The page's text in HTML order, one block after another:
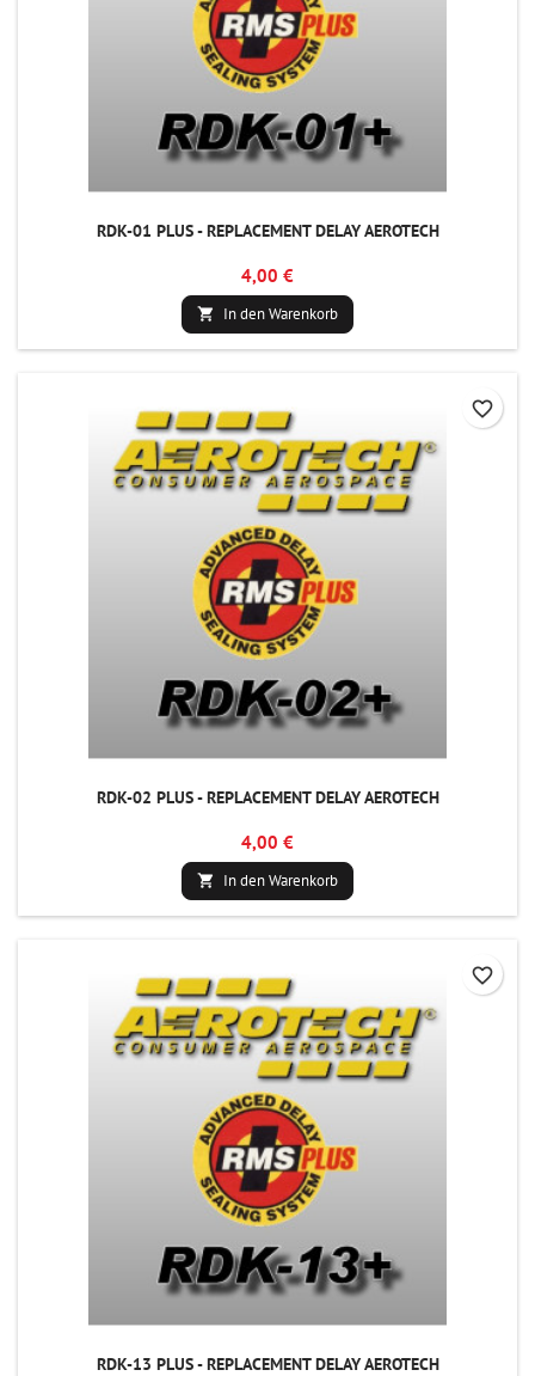
RDK-01 PLUS - REPLACEMENT DELAY AEROTECH
4,00 €
 In den Warenkorb
RDK-02 PLUS - REPLACEMENT DELAY AEROTECH
4,00 €
 In den Warenkorb
favorite_border
RDK-13 PLUS - REPLACEMENT DELAY AEROTECH
favorite_border